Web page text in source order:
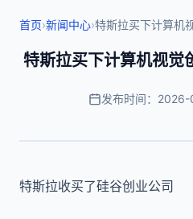
首页›新闻中心›特斯拉买下计算机
特斯拉买下计算机视
发布时间：
特斯拉收买了硅谷创业公司